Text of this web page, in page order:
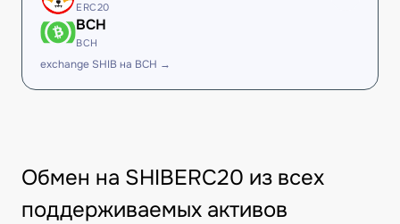
ERC20
BCH
BCH
exchange SHIB на BCH →
Обмен на SHIBERC20 из всех
поддерживаемых активов